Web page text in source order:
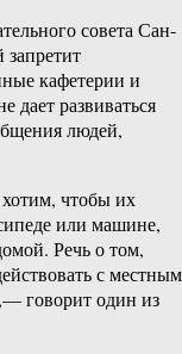
совета Сан-
кафетерии и
дает развиваться
людей,
чтобы их
или машине,
Речь о том,
с местным
говорит один из